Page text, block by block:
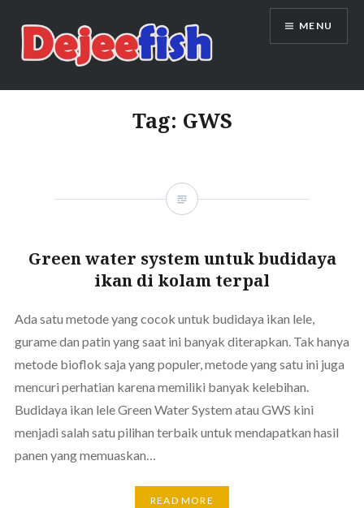
content
DEJEEFISH | PRODUSEN BENIH
IKAN BERKUALITAS INDONESIA
MENU
Tag: GWS
Green water system untuk budidaya
ikan di kolam terpal
Ada satu metode yang cocok untuk budidaya ikan lele,
gurame dan patin yang saat ini banyak diterapkan. Tak hanya
metode bioflok saja yang populer, metode yang satu ini juga
mencuri perhatian karena memiliki banyak kelebihan.
Budidaya ikan lele Green Water System atau GWS kini
menjadi salah satu pilihan terbaik untuk mendapatkan hasil
panen yang memuaskan…
READ MORE